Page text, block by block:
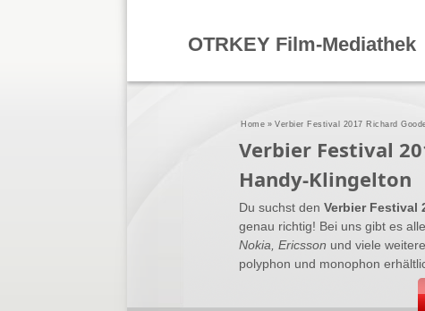
Verbier Festival
Handy-Klingelton
Du suchst den Verbier Festival
genau richtig! Bei uns gibt es alle
Nokia, Ericsson und viele
polyphon und monophon
Home »Verbier Festival 2017 Richard
OTRKEY Film-Mediathek